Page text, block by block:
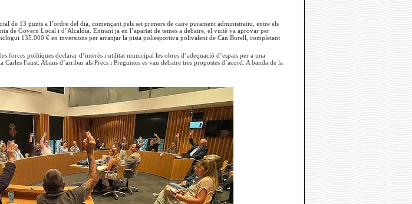
de 13 punts a l’ordre del dia, començant pels set primers de caire purament administratiu, entre els
de Govern Local i d’Alcaldia. Entrant ja en l’apartat de temes a debatre, el vuitè va aprovar per
135.000 € en inversions per arranjar la pista poliesportiva polivalent de Can Borell, completant
forces polítiques declarar d’interès i utilitat municipal les obres d’adequació d’espais per a una
Faust. Abans d’arribar als Precs i Preguntes es van debatre tres propostes d’acord. A banda de la